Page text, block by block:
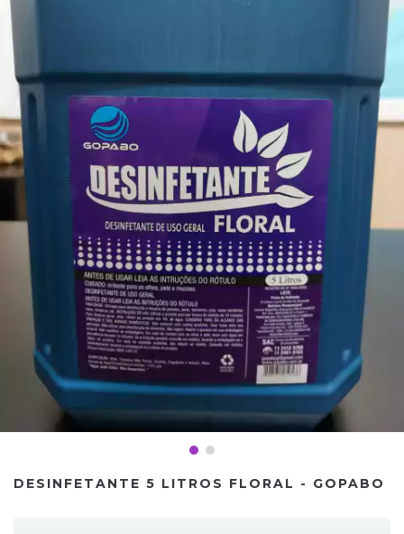
DESINFETANTE 5 LITROS FLORAL - GOPABO